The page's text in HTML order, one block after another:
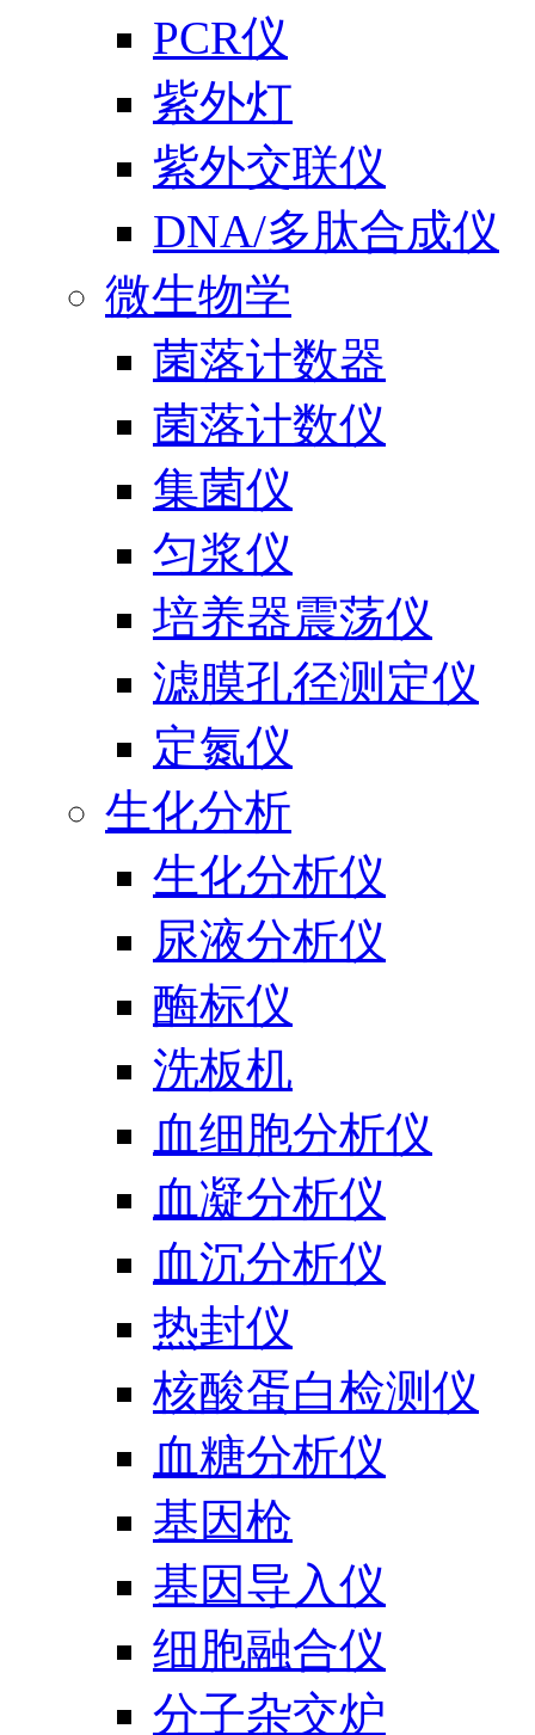
PCR仪
紫外灯
紫外交联仪
DNA/多肽合成仪
微生物学
菌落计数器
菌落计数仪
集菌仪
匀浆仪
培养器震荡仪
滤膜孔径测定仪
定氮仪
生化分析
生化分析仪
尿液分析仪
酶标仪
洗板机
血细胞分析仪
血凝分析仪
血沉分析仪
热封仪
核酸蛋白检测仪
血糖分析仪
基因枪
基因导入仪
细胞融合仪
分子杂交炉